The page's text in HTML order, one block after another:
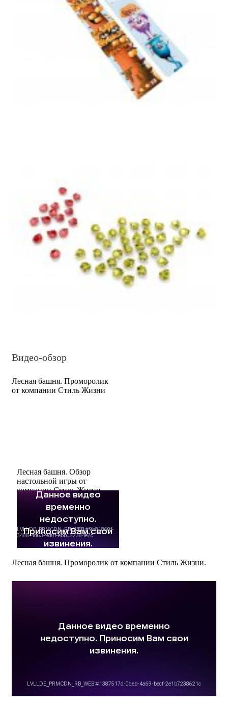
Видео-обзор
Лесная башня. Проморолик
от компании Стиль Жизни
Лесная башня. Обзор
настольной игры от
компании Стиль Жизни
Лесная башня. Проморолик от компании Стиль Жизни.